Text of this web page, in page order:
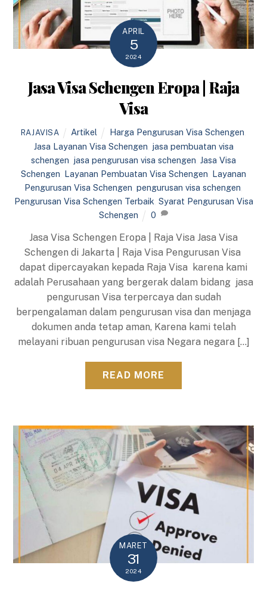
APRIL
5
2024
Jasa Visa Schengen Eropa | Raja
Visa
RAJAVISA Artikel Harga Pengurusan Visa Schengen
Jasa Layanan Visa Schengen jasa pembuatan visa
schengen jasa pengurusan visa schengen Jasa Visa
Schengen Layanan Pembuatan Visa Schengen Layanan
Pengurusan Visa Schengen pengurusan visa schengen
Pengurusan Visa Schengen Terbaik Syarat Pengurusan Visa
Schengen
0
Jasa Visa Schengen Eropa | Raja Visa Jasa Visa
Schengen di Jakarta | Raja Visa Pengurusan Visa
dapat dipercayakan kepada Raja Visa karena kami
adalah Perusahaan yang bergerak dalam bidang jasa
pengurusan Visa terpercaya dan sudah
berpengalaman dalam pengurusan visa dan menjaga
dokumen anda tetap aman, Karena kami telah
melayani ribuan pengurusan visa Negara negara […]
READ MORE
MARET
31
2024